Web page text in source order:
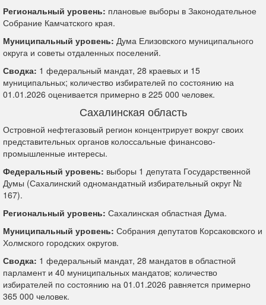
Региональный уровень: плановые выборы в Законодательное
Собрание Камчатского края.
Муниципальный уровень: Дума Елизовского муниципального
округа и советы отдаленных поселений.
Сводка: 1 федеральный мандат, 28 краевых и 15
муниципальных; количество избирателей по состоянию на
01.01.2026 оценивается примерно в 225 000 человек.
Сахалинская область
Островной нефтегазовый регион концентрирует вокруг своих
представительных органов колоссальные финансово-
промышленные интересы.
Федеральный уровень: выборы 1 депутата Государственной
Думы (Сахалинский одномандатный избирательный округ №
167).
Региональный уровень: Сахалинская областная Дума.
Муниципальный уровень: Собрания депутатов Корсаковского и
Холмского городских округов.
Сводка: 1 федеральный мандат, 28 мандатов в областной
парламент и 40 муниципальных мандатов; количество
избирателей по состоянию на 01.01.2026 равняется примерно
365 000 человек.